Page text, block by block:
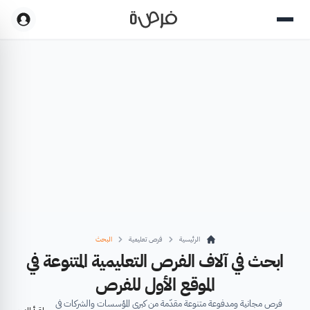
الرئيسية فرص تعليمية البحث
ابحث في آلاف الفرص التعليمية المتنوعة في
الموقع الأول للفرص
فرص مجانية ومدفوعة متنوعة مقدّمة من كبرى المؤسسات والشركات في